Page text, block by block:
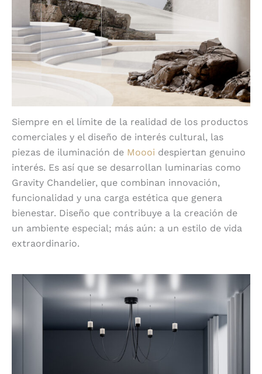
Siempre en el límite de la realidad de los productos
comerciales y el diseño de interés cultural, las
piezas de iluminación de Moooi despiertan genuino
interés. Es así que se desarrollan luminarias como
Gravity Chandelier, que combinan innovación,
funcionalidad y una carga estética que genera
bienestar. Diseño que contribuye a la creación de
un ambiente especial; más aún: a un estilo de vida
extraordinario.